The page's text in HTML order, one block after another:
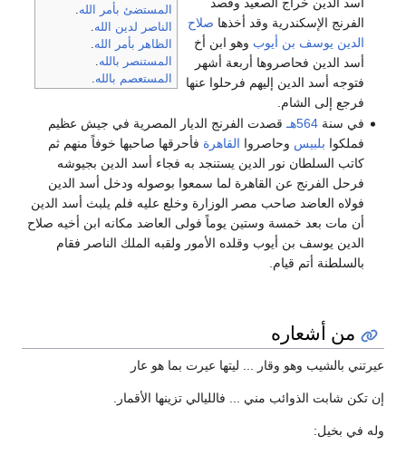
المستضئ بأمر الله.
الناصر لدين الله.
الظاهر بأمر الله.
المستنصر بالله.
المستعصم بالله.
الفرنج الإسكندرية وقد أخذها صلاح
الدين يوسف بن أيوب وهو ابن أخ
أسد الدين فحاصروها أربعة أشهر
فتوجه أسد الدين إليهم فرحلوا عنها
فرجع إلى الشام.
في سنة564هـ
قصدت الفرنج الديار المصرية في جيش عظيم
فملكوا بلبيس وحاصروا القاهرة فأحرقها صاحبها خوفاً منهم ثم
كاتب السلطان نور الدين يستنجد به فجاء أسد الدين بجيوشه
فرحل الفرنج عن القاهرة لما سمعوا بوصوله ودخل أسد الدين
فولاه العاضد صاحب مصر الوزارة وخلع عليه فلم يلبث أسد الدين
أن مات بعد خمسة وستين يوماً فولى العاضد مكانه ابن أخيه صلاح
الدين يوسف بن أيوب وقلده الأمور ولقبه الملك الناصر فقام
بالسلطنة أتم قيام.
من أشعاره
عيرتني بالشيب وهو وقار ... ليتها عيرت بما هو عار
إن تكن شابت الذوائب مني ... فالليالي تزينها الأقمار.
وله في بخيل: